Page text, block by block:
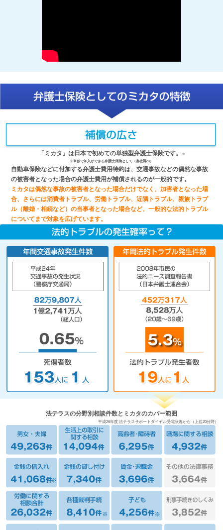
「ミカタ」は日本で初めての単独型弁護士保険です。
※
※単独で加入ができる弁護士保険として（当社調べ）
自動車保険などに付加する弁護士費用特約は、交通事故などの偶然な事故
の被害者となった場合の弁護士費用が補償されるのが一般的です。
ミカタは偶然な事故の被害者となった場合だけでなく、加害者となった場
合、さらには消費者トラブル、労働トラブル、近隣トラブル、親族トラブ
ル（離婚・相続など）の当事者となった場合など、一般的な法的トラブル
についてまで対象を広げています。
法テラスの分野別相談件数とミカタのカバー範囲
平成26年度 法テラスサポートダイヤル受電状況から（上位20分野）